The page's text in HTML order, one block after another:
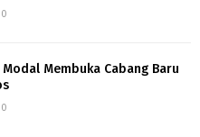
0
Membuka Cabang Baru
0